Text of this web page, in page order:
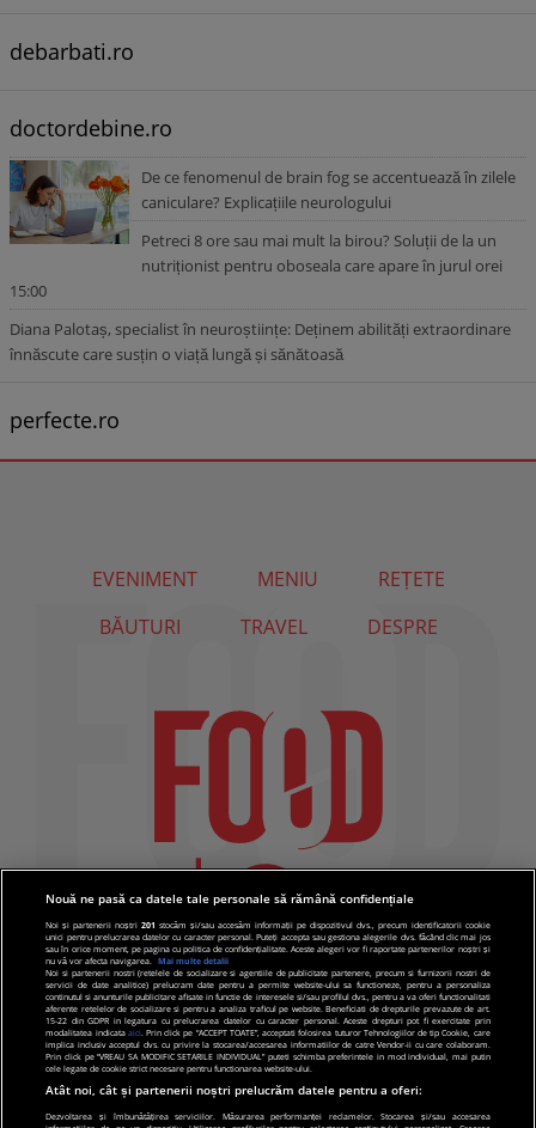
debarbati.ro
doctordebine.ro
De ce fenomenul de brain fog se accentuează în zilele
caniculare? Explicațiile neurologului
Petreci 8 ore sau mai mult la birou? Soluții de la un
nutriționist pentru oboseala care apare în jurul orei
15:00
Diana Palotaș, specialist în neuroștiințe: Deținem abilități extraordinare
înnăscute care susțin o viață lungă și sănătoasă
perfecte.ro
EVENIMENT MENIU
REȚETE
BĂUTURI
TRAVEL DESPRE
Nouă ne pasă ca datele tale personale să rămână confidențiale
Noi și partenerii noștri201 stocăm și/sau accesăm informații pe dispozitivul dvs., precum identificatorii cookie
unici pentru prelucrarea datelor cu caracter personal. Puteți accepta sau gestiona alegerile dvs. făcând clic mai jos
sau în orice moment, pe pagina cu politica de confidențialitate. Aceste alegeri vor fi raportate partenerilor noștri și
nu vă vor afecta navigarea.
Mai multe detalii
Noi si partenerii nostri (retelele de socializare si agentiile de publicitate partenere, precum si furnizorii nostri de
servicii de date analitice) prelucram date pentru a permite website-ului sa functioneze, pentru a personaliza
continutul si anunturile publicitare afisate in functie de interesele si/sau profilul dvs., pentru a va oferi functionalitati
aferente retelelor de socializare si pentru a analiza traficul pe website. Beneficiati de drepturile prevazute de art.
15-22 din GDPR in legatura cu prelucrarea datelor cu caracter personal. Aceste drepturi pot fi exercitate prin
modalitatea indicata aici. Prin click pe “ACCEPT TOATE”, acceptati folosirea tuturor Tehnologiilor de tip Cookie, care
implica inclusiv acceptul dvs. cu privire la stocarea/accesarea informatiilor de catre Vendor-ii cu care colaboram.
Prin click pe “VREAU SA MODIFIC SETARILE INDIVIDUAL” puteti schimba preferintele in mod individual, mai putin
cele legate de cookie strict necesare pentru functionarea website-ului.
Atât noi, cât și partenerii noștri prelucrăm datele pentru a oferi:
Dezvoltarea și îmbunătățirea serviciilor. Măsurarea performanței reclamelor. Stocarea și/sau accesarea